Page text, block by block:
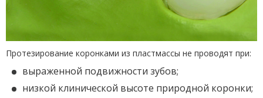
Протезирование коронками из пластмассы не проводят при:
выраженной подвижности зубов;
низкой клинической высоте природной коронки;